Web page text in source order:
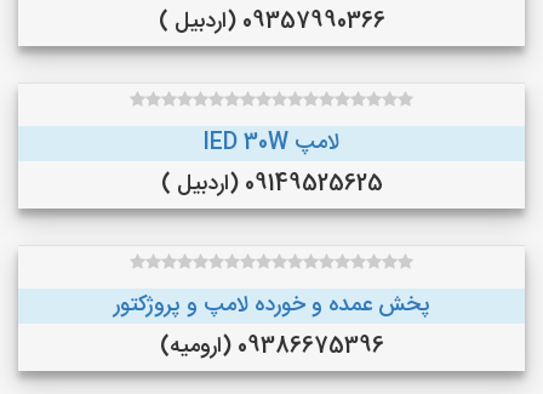
09357990366 (اردبیل )
لامپ lED 30W
09149525625 (اردبیل )
پخش عمده و خورده لامپ و پروژکتور
09386675396 (ارومیه)